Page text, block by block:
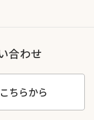
合わせ
ちらから